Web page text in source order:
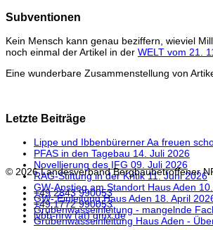
Subventionen
Kein Mensch kann genau beziffern, wieviel
noch einmal der Artikel in der WELT vom 21.
Eine wunderbare Zusammenstellung von
Letzte Beiträge
Lippe und Ibbenbürerner Aa freuen
PFAS in den Tagebau 14. Juli 2026
Novellierung des IFG 09. Juli 2026
RAG-Stiftung in der Kritik11. Juni 2026
GW-Anstieg am Standort Haus Aden
GW- Einleitung Haus Aden 18. April
Grubenwasseinleitung - mangelnde
Grubenwasseinleitung Haus Aden -
© 2026 Landesverband Bergbaubetroffener
+49 2843 990053
+49 1772 990053
lvbb-nrw (at) gmx.de